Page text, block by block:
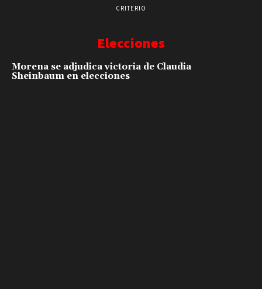
CRITERIO
Elecciones
Morena se adjudica victoria de Claudia
Sheinbaum en elecciones